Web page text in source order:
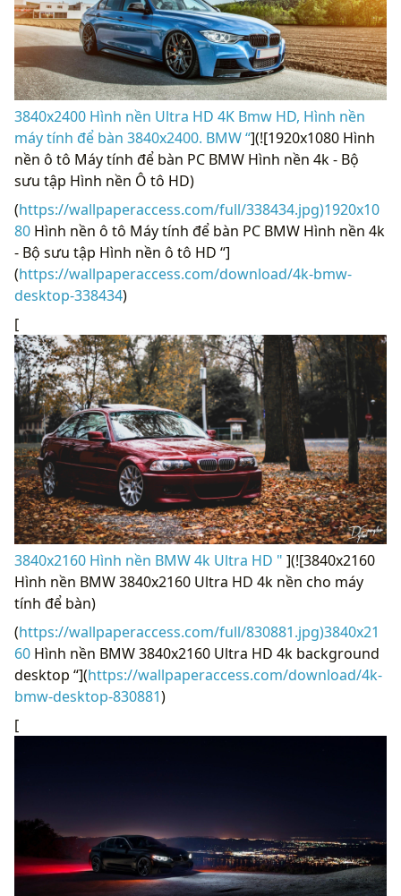
3840x2400 Hình nền Ultra HD 4K Bmw HD, Hình nền
máy tính để bàn 3840x2400. BMW “](![1920x1080 Hình
nền ô tô Máy tính để bàn PC BMW Hình nền 4k - Bộ
sưu tập Hình nền Ô tô HD)
(https://wallpaperaccess.com/full/338434.jpg)1920x10
80 Hình nền ô tô Máy tính để bàn PC BMW Hình nền 4k
- Bộ sưu tập Hình nền ô tô HD “]
(https://wallpaperaccess.com/download/4k-bmw-
desktop-338434)
[
3840x2160 Hình nền BMW 4k Ultra HD " ](![3840x2160
Hình nền BMW 3840x2160 Ultra HD 4k nền cho máy
tính để bàn)
(https://wallpaperaccess.com/full/830881.jpg)3840x21
60 Hình nền BMW 3840x2160 Ultra HD 4k background
desktop “](https://wallpaperaccess.com/download/4k-
bmw-desktop-830881)
[